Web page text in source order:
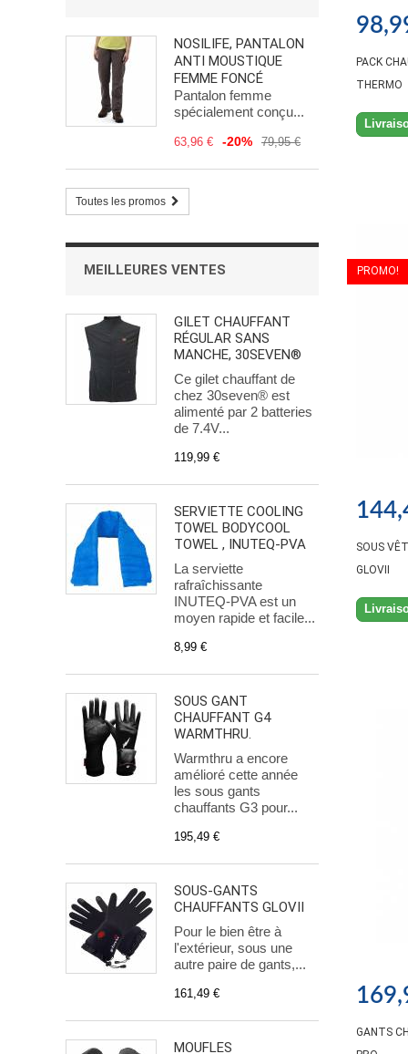
46-47(1)
NOSILIFE, PANTALON
ANTI MOUSTIQUE
FEMME FONCÉ
Pantalon femme
spécialement conçu...
63,96 € -20% 79,95 €
Toutes les promos
MEILLEURES VENTES
GILET CHAUFFANT
RÉGULAR SANS
MANCHE, 30SEVEN®
Ce gilet chauffant de
chez 30seven® est
alimenté par 2 batteries
de 7.4V...
119,99 €
SERVIETTE COOLING
TOWEL BODYCOOL
TOWEL , INUTEQ-PVA
La serviette
rafraîchissante
INUTEQ-PVA est un
moyen rapide et facile...
8,99 €
SOUS GANT
CHAUFFANT G4
WARMTHRU.
Warmthru a encore
amélioré cette année
les sous gants
chauffants G3 pour...
195,49 €
SOUS-GANTS
CHAUFFANTS GLOVII
Pour le bien être à
l'extérieur, sous une
autre paire de gants,...
161,49 €
MOUFLES
PACK
THERMO
PROMO!
SOUS
GLOVII
GANTS